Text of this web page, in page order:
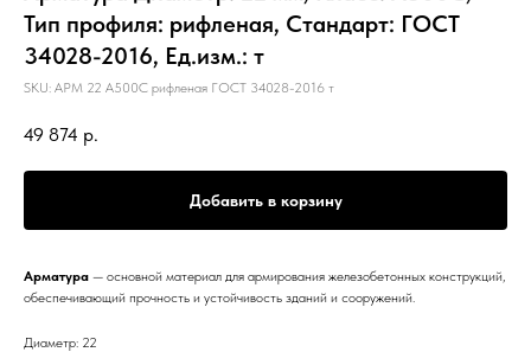
Тип профиля: рифленая, Стандарт: ГОСТ
34028-2016, Ед.изм.: т
SKU: АРМ 22 А500С рифленая ГОСТ 34028-2016 т
49 874 р.
Добавить в корзину
Арматура — основной материал для армирования железобетонных конструкций,
обеспечивающий прочность и устойчивость зданий и сооружений.
Диаметр: 22